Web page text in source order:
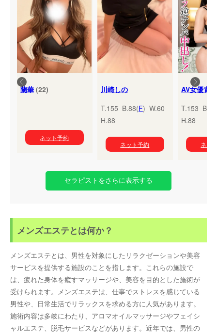
蘭華(22)
ネット予約
川崎しの
T.155 B.88(F) W.60
H.88
ネット予約
T.153
H.88
ネッ
セラピストをさらに表示する
メンズエステとは何か？
メンズエステとは、男性を対象にしたリラクゼーションや美容
サービスを提供する施設のことを指します。これらの施設で
は、疲れた身体を癒すマッサージや、美容を目的とした施術が
受けられます。メンズエステは、仕事でストレスを感じている
男性や、日常生活でリラックスを求める方に人気があります。
施術内容は多岐にわたり、アロマオイルマッサージやフェイシ
ャルエステ、脱毛サービスなどがあります。近年では、男性の